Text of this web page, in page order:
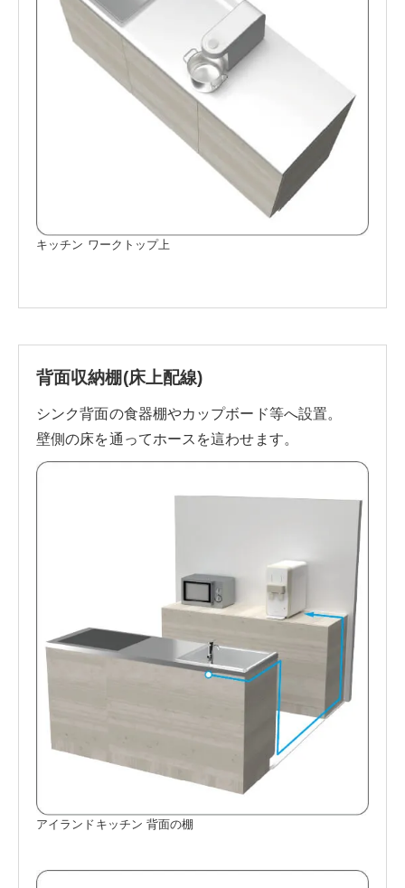
キッチン ワークトップ上
背面収納棚(床上配線)
シンク背面の食器棚やカップボード等へ設置。
壁側の床を通ってホースを這わせます。
アイランドキッチン 背面の棚